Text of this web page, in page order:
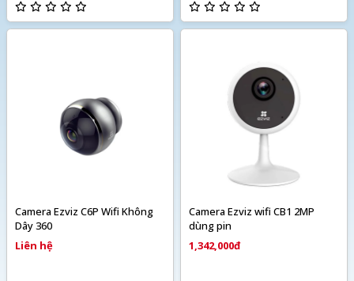
Camera Ezviz C6P Wifi Không
Dây 360
Liên hệ
Camera Ezviz wifi CB1 2MP
dùng pin
1,342,000đ